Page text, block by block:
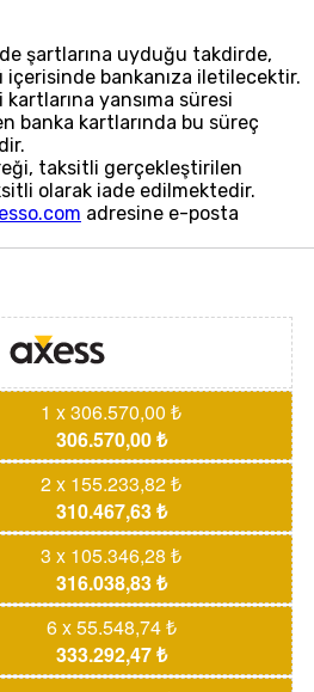
şartlarına uyduğu takdirde,
bankanıza iletilecektir.
yansıma süresi
banka kartlarında bu süreç
taksitli gerçekleştirilen
olarak iade edilmektedir.
adresine e-posta
1 x 306.570,00 ₺
306.570,00 ₺
2 x 155.233,82 ₺
310.467,63 ₺
3 x 105.346,28 ₺
316.038,83 ₺
6 x 55.548,74 ₺
333.292,47 ₺